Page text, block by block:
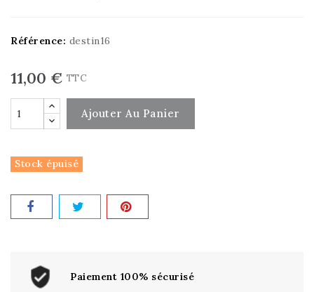
Référence: destin16
11,00 € TTC
Ajouter Au Panier
Stock épuisé
Paiement 100% sécurisé